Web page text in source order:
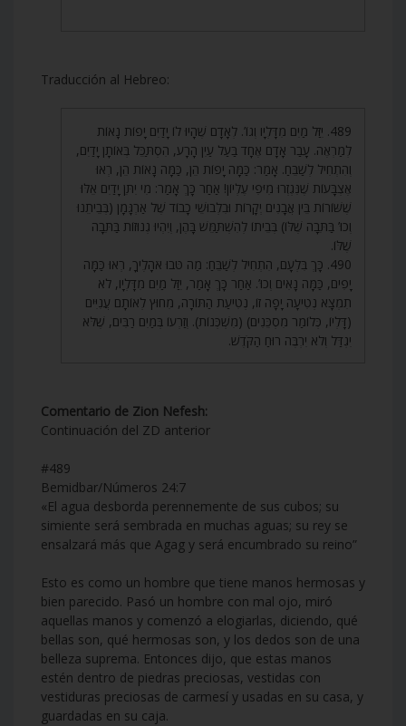
Traducción al Hebreo:
489. יִזַּל מַיִם מִדָּלְיָו וְגוֹ’. לְאָדָם שֶׁהָיוּ לוֹ יָדַיִם יָפוֹת נָאוֹת
לְמַרְאֶה. עָבַר אָדָם אֶחָד בַּעַל עַיִן הָרָע, הִסְתַּכֵּל בְּאוֹתָן יָדַיִם,
וְהִתְחִיל לְשַׁבֵּחַ. אָמַר: כַּמָּה יָפוֹת הֵן, כַּמָּה נָאוֹת הֵן, רְאוּ
אֶצְבָּעוֹת שֶׁנִּגְזְרוּ מִיֹּפִי עֶלְיוֹן! אַחַר כָּךְ אָמַר: מִי יִתֵּן יָדַיִם אֵלּוּ
שֶׁשּׁוֹרוֹת בֵּין אֲבָנִים יְקָרוֹת וּבִלְבוּשֵׁי כָבוֹד שֶׁל אַרְגָּמָן (בְּבֵיתֵנוּ
וְכוּ’ בַּתֵּבָה שֶׁלּוֹ) בְּבֵיתוֹ לְהִשְׁתַּמֵּשׁ בָּהֶן, וְיִהְיוּ גְנוּזוֹת בַּתֵּבָה
שֶׁלּוֹ.
490. כָּךְ בִּלְעָם, הִתְחִיל לְשַׁבֵּחַ: מַה טֹּבוּ אֹהָלֶיךָ, רְאוּ כַּמָּה
יָפִים, כַּמָּה נָאִים וְכוּ’. אַחַר כָּךְ אָמַר, יִזַּל מַיִם מִדָּלְיָו, לֹא
תִמְצָא נְטִיעָה יָפָה זוֹ, נְטִיעַת הַתּוֹרָה, מִחוּץ לְאוֹתָם עֲנִיִּים
(דָּלְיוֹ, כְּלוֹמַר מִסְכֵּנִים) (מִשְׁכְּנוֹת). וְזַרְעוֹ בְּמַיִם רַבִּים, שֶׁלֹּא
יִגְדַּל וְלֹא יִרְבֶּה רוּחַ הַקֹּדֶשׁ.
Comentario de Zion Nefesh:
Continuación del ZD anterior
#489
Bemidbar/Números 24:7
«El agua desborda perennemente de sus cubos; su
simiente será sembrada en muchas aguas; su rey se
ensalzará más que Agag y será encumbrado su reino”
Esto es como un hombre que tiene manos hermosas y
bien parecido. Pasó un hombre con mal ojo, miró
aquellas manos y comenzó a elogiarlas, diciendo, qué
bellas son, qué hermosas son, y los dedos son de una
belleza suprema. Entonces dijo, que estas manos
estén dentro de piedras preciosas, vestidas con
vestiduras preciosas de carmesí y usadas en su casa, y
guardadas en su caja.